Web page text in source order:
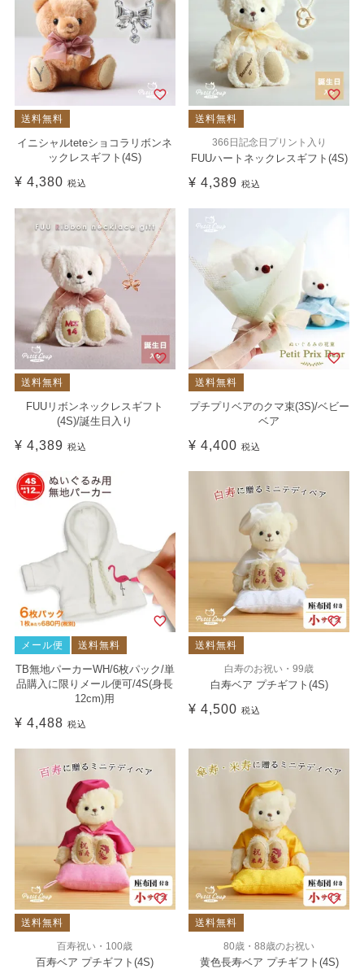
送料無料
イニシャルteteショコラリボンネ
ックレスギフト(4S)
¥ 4,380 税込
送料無料
366日記念日プリント入り
FUUハートネックレスギフト(4S)
¥ 4,389 税込
送料無料
FUUリボンネックレスギフト
(4S)/誕生日入り
¥ 4,389 税込
送料無料
プチプリベアのクマ束(3S)/ベビー
ベア
¥ 4,400 税込
メール便 送料無料
TB無地パーカーWH/6枚パック/単
品購入に限りメール便可/4S(身長
12cm)用
¥ 4,488 税込
送料無料
白寿のお祝い・99歳
白寿ベア プチギフト(4S)
¥ 4,500 税込
送料無料
百寿祝い・100歳
百寿ベア プチギフト(4S)
送料無料
80歳・88歳のお祝い
黄色長寿ベア プチギフト(4S)